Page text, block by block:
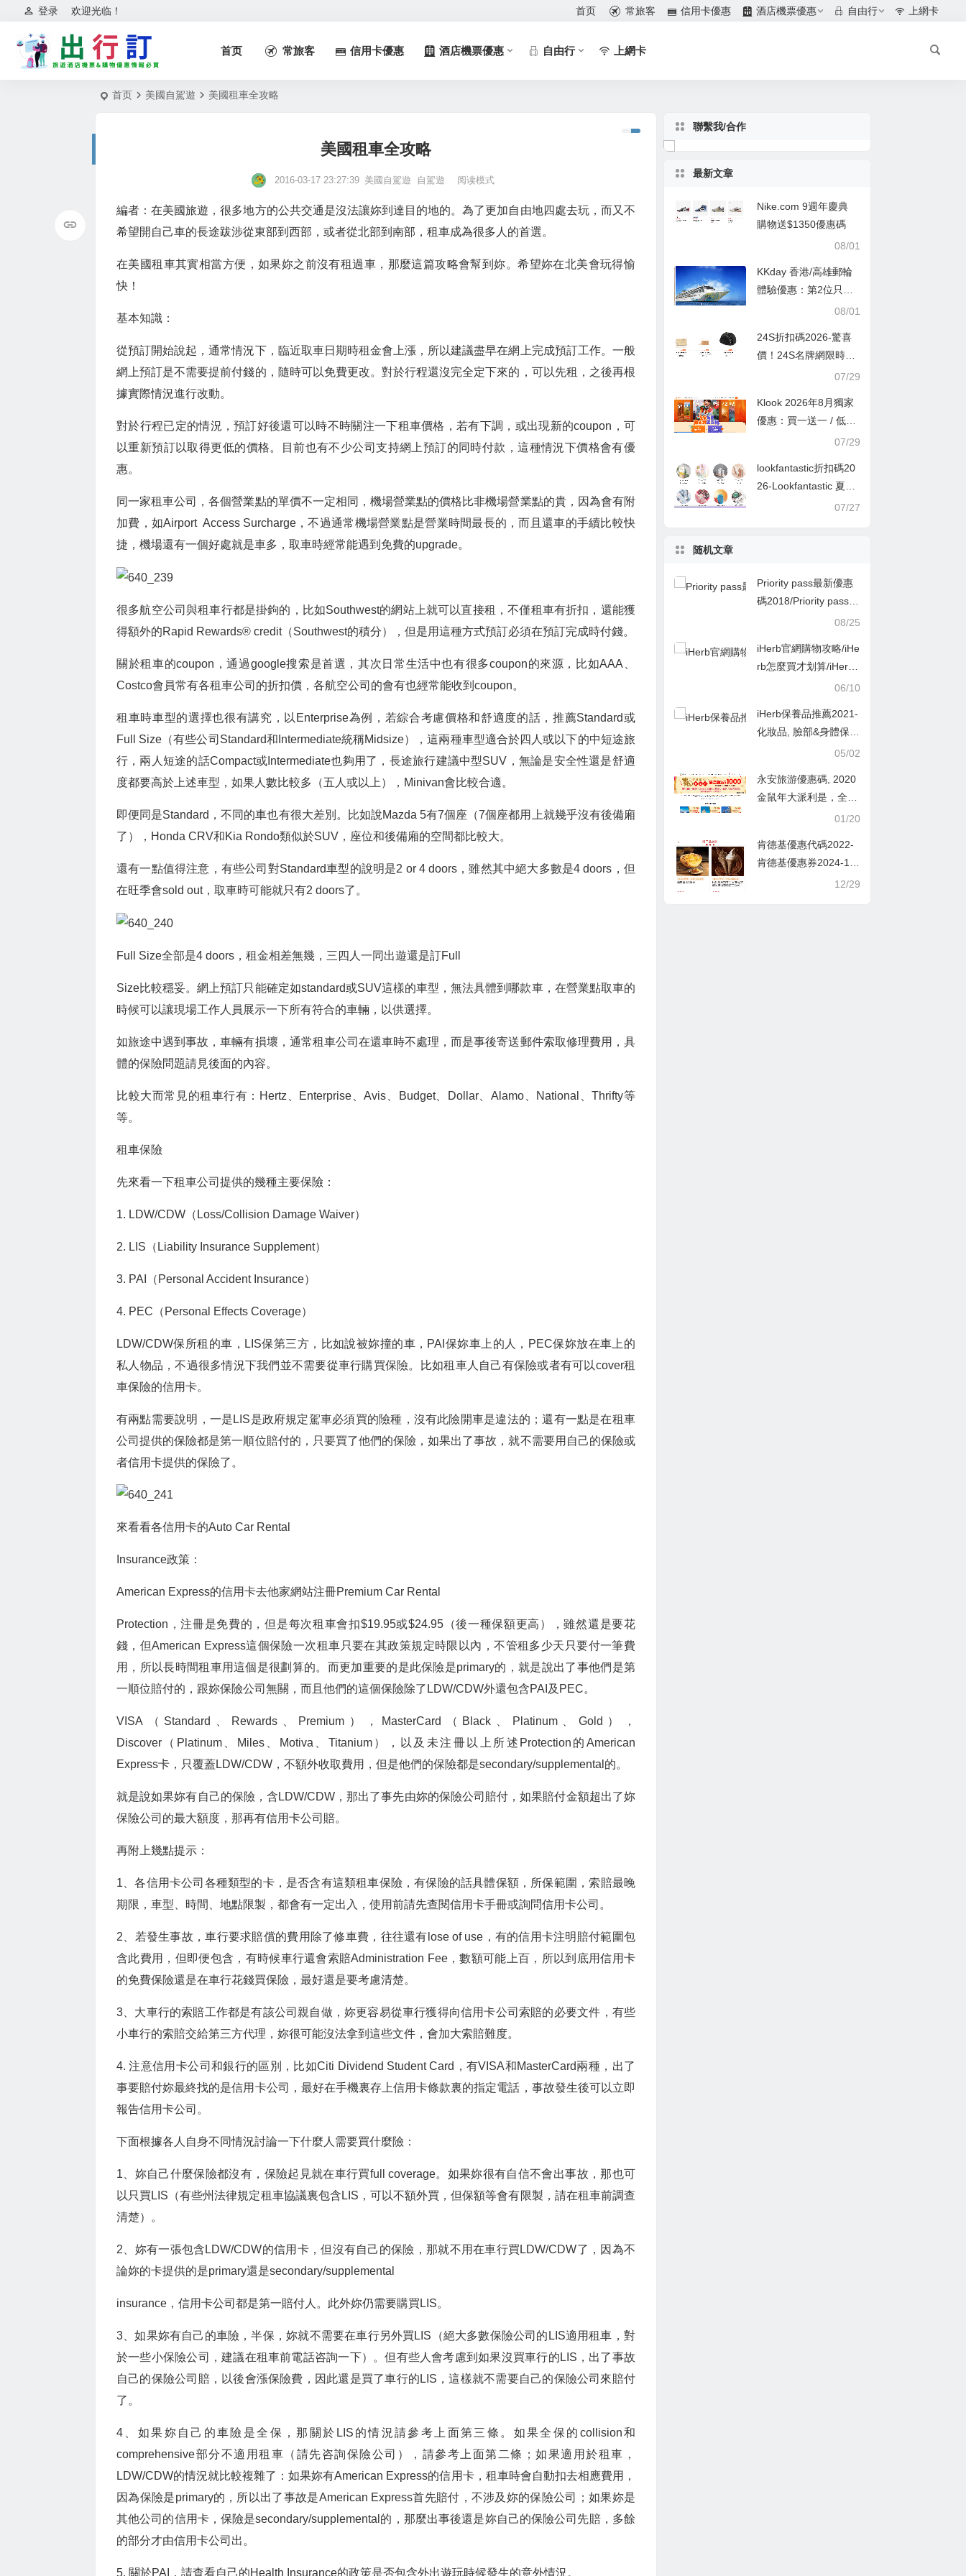
欢迎光临！
登录 首页 常旅客 信用卡優惠 酒店機票優惠 自由行 上網卡
首页 常旅客 信用卡優惠 酒店機票優惠 自由行 上網卡
首页 美國自駕遊 美國租車全攻略
美國租車全攻略
2016-03-17 23:27:39 美國自駕遊 自駕遊 阅读模式
編者：在美國旅遊，很多地方的公共交通是沒法讓妳到達目的地的。為了更加自由地四處去玩，而又不
希望開自己車的長途跋涉從東部到西部，或者從北部到南部，租車成為很多人的首選。
在美國租車其實相當方便，如果妳之前沒有租過車，那麼這篇攻略會幫到妳。希望妳在北美會玩得愉
快！
基本知識：
從預訂開始說起，通常情況下，臨近取車日期時租金會上漲，所以建議盡早在網上完成預訂工作。一般
網上預訂是不需要提前付錢的，隨時可以免費更改。對於行程還沒完全定下來的，可以先租，之後再根
據實際情況進行改動。
對於行程已定的情況，預訂好後還可以時不時關注一下租車價格，若有下調，或出現新的coupon，可
以重新預訂以取得更低的價格。目前也有不少公司支持網上預訂的同時付款，這種情況下價格會有優
惠。
同一家租車公司，各個營業點的單價不一定相同，機場營業點的價格比非機場營業點的貴，因為會有附
加費，如Airport Access Surcharge，不過通常機場營業點是營業時間最長的，而且還車的手續比較快
捷，機場還有一個好處就是車多，取車時經常能遇到免費的upgrade。
很多航空公司與租車行都是掛鉤的，比如Southwest的網站上就可以直接租，不僅租車有折扣，還能獲
得額外的Rapid Rewards® credit（Southwest的積分），但是用這種方式預訂必須在預訂完成時付錢。
關於租車的coupon，通過google搜索是首選，其次日常生活中也有很多coupon的來源，比如AAA、
Costco會員常有各租車公司的折扣價，各航空公司的會有也經常能收到coupon。
租車時車型的選擇也很有講究，以Enterprise為例，若綜合考慮價格和舒適度的話，推薦Standard或
Full Size（有些公司Standard和Intermediate統稱Midsize），這兩種車型適合於四人或以下的中短途旅
行，兩人短途的話Compact或Intermediate也夠用了，長途旅行建議中型SUV，無論是安全性還是舒適
度都要高於上述車型，如果人數比較多（五人或以上），Minivan會比較合適。
即便同是Standard，不同的車也有很大差別。比如說Mazda 5有7個座（7個座都用上就幾乎沒有後備廂
了），Honda CRV和Kia Rondo類似於SUV，座位和後備廂的空間都比較大。
還有一點值得注意，有些公司對Standard車型的說明是2 or 4 doors，雖然其中絕大多數是4 doors，但
在旺季會sold out，取車時可能就只有2 doors了。
Full Size全部是4 doors，租金相差無幾，三四人一同出遊還是訂Full
Size比較穩妥。網上預訂只能確定如standard或SUV這樣的車型，無法具體到哪款車，在營業點取車的
時候可以讓現場工作人員展示一下所有符合的車輛，以供選擇。
如旅途中遇到事故，車輛有損壞，通常租車公司在還車時不處理，而是事後寄送郵件索取修理費用，具
體的保險問題請見後面的內容。
比較大而常見的租車行有：Hertz、Enterprise、Avis、Budget、Dollar、Alamo、National、Thrifty等
等。
租車保險
先來看一下租車公司提供的幾種主要保險：
1. LDW/CDW（Loss/Collision Damage Waiver）
2. LIS（Liability Insurance Supplement）
3. PAI（Personal Accident Insurance）
4. PEC（Personal Effects Coverage）
LDW/CDW保所租的車，LIS保第三方，比如說被妳撞的車，PAI保妳車上的人，PEC保妳放在車上的
私人物品，不過很多情況下我們並不需要從車行購買保險。比如租車人自己有保險或者有可以cover租
車保險的信用卡。
有兩點需要說明，一是LIS是政府規定駕車必須買的險種，沒有此險開車是違法的；還有一點是在租車
公司提供的保險都是第一順位賠付的，只要買了他們的保險，如果出了事故，就不需要用自己的保險或
者信用卡提供的保險了。
來看看各信用卡的Auto Car Rental
Insurance政策：
American Express的信用卡去他家網站注冊Premium Car Rental
Protection，注冊是免費的，但是每次租車會扣$19.95或$24.95（後一種保額更高），雖然還是要花
錢，但American Express這個保險一次租車只要在其政策規定時限以內，不管租多少天只要付一筆費
用，所以長時間租車用這個是很劃算的。而更加重要的是此保險是primary的，就是說出了事他們是第
一順位賠付的，跟妳保險公司無關，而且他們的這個保險除了LDW/CDW外還包含PAI及PEC。
VISA（Standard、Rewards、Premium），MasterCard（Black、Platinum、Gold），
Discover（Platinum、Miles、Motiva、Titanium），以及未注冊以上所述Protection的American
Express卡，只覆蓋LDW/CDW，不額外收取費用，但是他們的保險都是secondary/supplemental的。
就是說如果妳有自己的保險，含LDW/CDW，那出了事先由妳的保險公司賠付，如果賠付金額超出了妳
保險公司的最大額度，那再有信用卡公司賠。
再附上幾點提示：
1、各信用卡公司各種類型的卡，是否含有這類租車保險，有保險的話具體保額，所保範圍，索賠最晚
期限，車型、時間、地點限製，都會有一定出入，使用前請先查閱信用卡手冊或詢問信用卡公司。
2、若發生事故，車行要求賠償的費用除了修車費，往往還有lose of use，有的信用卡注明賠付範圍包
含此費用，但即便包含，有時候車行還會索賠Administration Fee，數額可能上百，所以到底用信用卡
的免費保險還是在車行花錢買保險，最好還是要考慮清楚。
3、大車行的索賠工作都是有該公司親自做，妳更容易從車行獲得向信用卡公司索賠的必要文件，有些
小車行的索賠交給第三方代理，妳很可能沒法拿到這些文件，會加大索賠難度。
4. 注意信用卡公司和銀行的區別，比如Citi Dividend Student Card，有VISA和MasterCard兩種，出了
事要賠付妳最終找的是信用卡公司，最好在手機裏存上信用卡條款裏的指定電話，事故發生後可以立即
報告信用卡公司。
下面根據各人自身不同情況討論一下什麼人需要買什麼險：
1、妳自己什麼保險都沒有，保險起見就在車行買full coverage。如果妳很有自信不會出事故，那也可
以只買LIS（有些州法律規定租車協議裏包含LIS，可以不額外買，但保額等會有限製，請在租車前調查
清楚）。
2、妳有一張包含LDW/CDW的信用卡，但沒有自己的保險，那就不用在車行買LDW/CDW了，因為不
論妳的卡提供的是primary還是secondary/supplemental
insurance，信用卡公司都是第一賠付人。此外妳仍需要購買LIS。
3、如果妳有自己的車險，半保，妳就不需要在車行另外買LIS（絕大多數保險公司的LIS適用租車，對
於一些小保險公司，建議在租車前電話咨詢一下）。但有些人會考慮到如果沒買車行的LIS，出了事故
自己的保險公司賠，以後會漲保險費，因此還是買了車行的LIS，這樣就不需要自己的保險公司來賠付
了。
4、如果妳自己的車險是全保，那關於LIS的情況請參考上面第三條。如果全保的collision和
comprehensive部分不適用租車（請先咨詢保險公司），請參考上面第二條；如果適用於租車，
LDW/CDW的情況就比較複雜了：如果妳有American Express的信用卡，租車時會自動扣去相應費用，
因為保險是primary的，所以出了事故是American Express首先賠付，不涉及妳的保險公司；如果妳是
其他公司的信用卡，保險是secondary/supplemental的，那麼出事後還是妳自己的保險公司先賠，多餘
的部分才由信用卡公司出。
5. 關於PAI，請查看自己的Health Insurance的政策是否包含外出遊玩時候發生的意外情況。
聯繫我/合作
最新文章
Nike.com 9週年慶典
購物送$1350優惠碼
08/01
KKday 香港/高雄郵輪
體驗優惠：第2位只需
08/01
24S折扣碼2026-驚喜
價！24S名牌網限時9
折！Louis Vuitton 精選
72折！
07/29
Klook 2026年8月獨家
優惠：買一送一 / 低至
07/29
lookfantastic折扣碼20
26-Lookfantastic 夏日
優惠低至65折優惠碼
07/27
随机文章
Priority pass最新優惠
碼2018/Priority pass會
員9折優惠/機場貴賓室
用經驗教學
08/25
iHerb官網購物攻略/iHe
rb怎麼買才划算/iHerb
折扣碼、優惠碼、回饋
06/10
iHerb保養品推薦2021-
化妝品, 臉部&身體保養
05/02
永安旅游優惠碼, 2020
金鼠年大派利是，全線
機票滿HK$1,000每位
$1,000每單減HK$100/
自由行套票每位減HK
01/20
肯德基優惠代碼2022-
肯德基優惠券2024-1月
2月-12月-肯德基kfc優
12/29